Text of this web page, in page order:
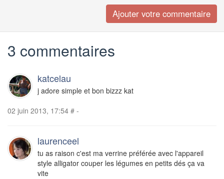
3 commentaires
katcelau
j adore simple et bon bizzz kat
02 juin 2013, 17:54 # -
laurenceel
tu as raison c'est ma verrine préférée avec l'appareil
style alligator couper les légumes en petits dés ça va
vite